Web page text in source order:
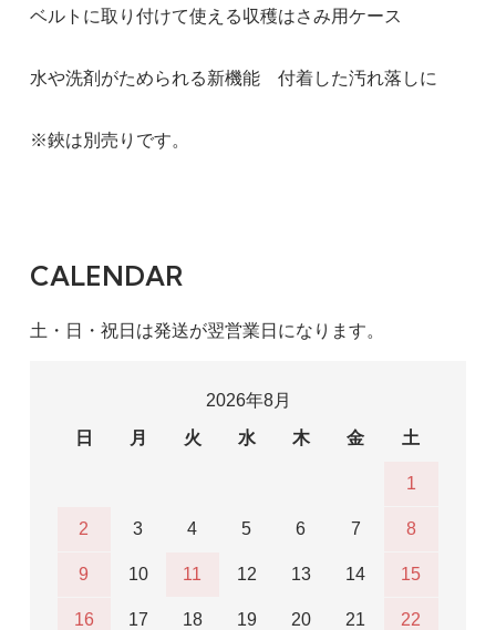
ベルトに取り付けて使える収穫はさみ用ケース
水や洗剤がためられる新機能 付着した汚れ落しに
※鋏は別売りです。
CALENDAR
土・日・祝日は発送が翌営業日になります。
2026年8月
日
月 火 水 木 金 土
1
2 3 4 5 6 7 8
9 10 11 12 13 14 15
16 17 18 19 20 21 22